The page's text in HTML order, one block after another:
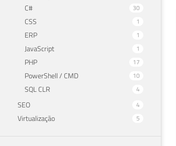
C# 30
CSS 1
ERP 1
JavaScript 1
PHP 17
PowerShell / CMD 10
SQL CLR 4
SEO 4
Virtualização 5